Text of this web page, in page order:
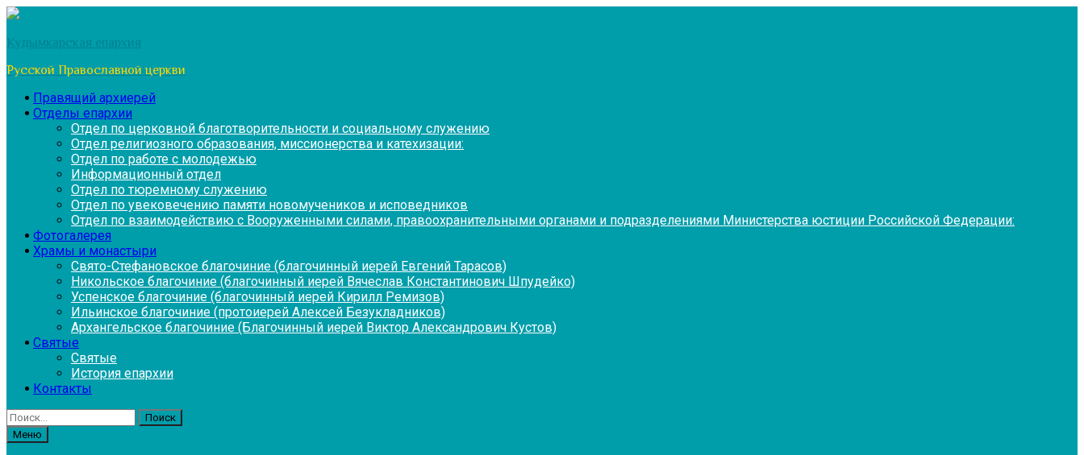
Перейти
содержимому
Кудымкарская епархия
Русской Православной церкви
Правящий архиерей
Отделы епархии
Отдел по церковной благотворительности и социальному служению
Отдел религиозного образования, миссионерства и катехизации:
Отдел по работе с молодежью
Информационный отдел
Отдел по тюремному служению
Отдел по увековечению памяти новомучеников и исповедников
Отдел по взаимодействию с Вооруженными силами, правоохранительными органами и подразделениями Министерства юстиции Российской Федерации:
Фотогалерея
Храмы и монастыри
Свято-Стефановское благочиние (благочинный иерей Евгений Тарасов)
Никольское благочиние (благочинный иерей Вячеслав Константинович Шпудейко)
Успенское благочиние (благочинный иерей Кирилл Ремизов)
Ильинское благочиние (протоиерей Алексей Безукладников)
Архангельское благочиние (Благочинный иерей Виктор Александрович Кустов)
Святые
Святые
История епархии
Контакты
Найти:
Меню